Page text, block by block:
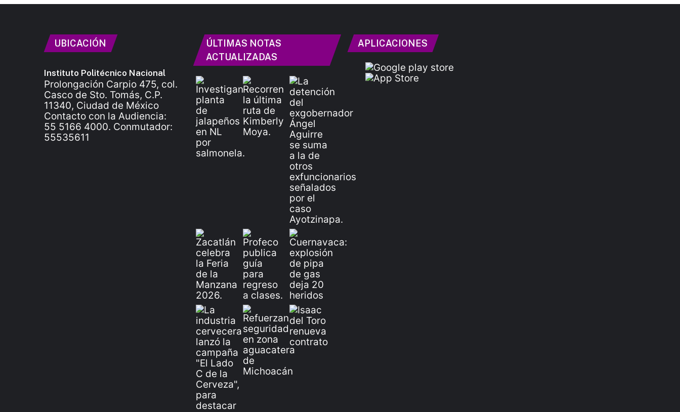
UBICACIÓN
Instituto Politécnico Nacional
Prolongación Carpio 475, col.
Casco de Sto. Tomás, C.P.
11340, Ciudad de México
Contacto con la Audiencia:
55 5166 4000. Conmutador:
55535611
ÚLTIMAS NOTAS
ACTUALIZADAS
APLICACIONES